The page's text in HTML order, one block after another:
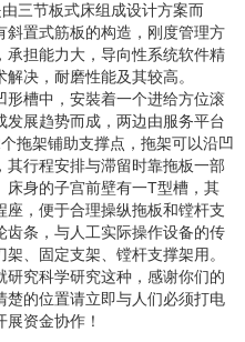
三节板式床组成设计方案而
斜置式筋板的构造，刚度管理方
担能力大，导向性系统软件精
解决，耐磨性能及其较高。
槽中，安裝着一个进给方位滚
展趋势而成，两边由服务平台
拖架铺助支撑点，拖架可以沿凹
行程安排与滞留时靠拖板一部
身的子宫前壁有一T型槽，其
座，便于合理操纵拖板和镗杆支
条，与人工实际操作设备的传
、固定支架、镗杆支撑架用。
究科学研究这种，感谢你们的
的位置请立即与人们必须打电
资金协作！